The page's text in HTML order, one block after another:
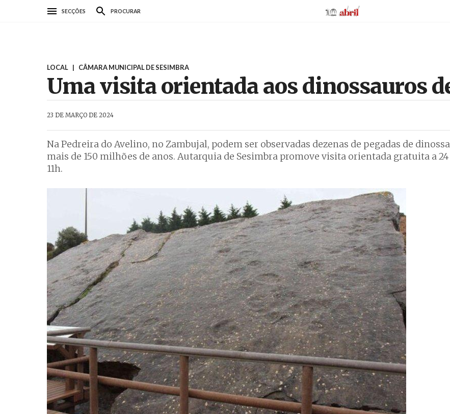
SECÇÕES PROCURAR AbrilAbril
LOCAL | CÂMARA MUNICIPAL DE SESIMBRA
Uma visita orientada aos dinossauros
23 DE MARÇO DE 2024
Na Pedreira do Avelino, no Zambujal, podem ser observadas dezenas de pegadas de
mais de 150 milhões de anos. Autarquia de Sesimbra promove visita orientada gratuita a 24
11h.